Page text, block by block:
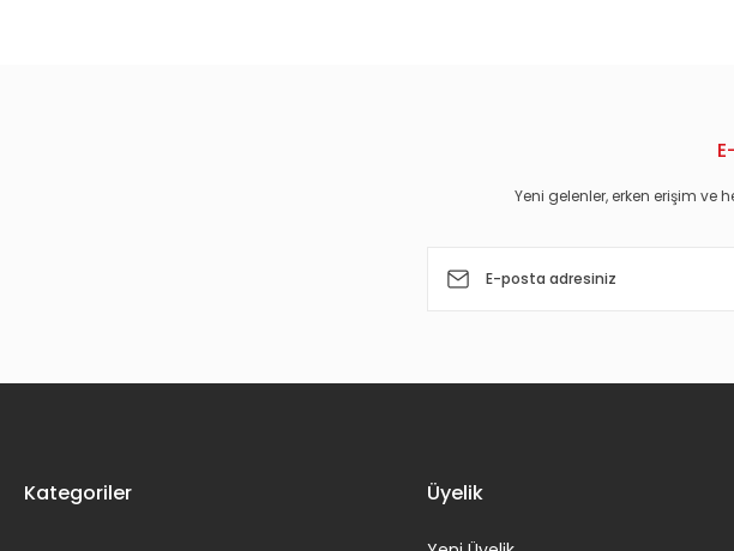
Yeni gelenler, erken erişim ve
Kategoriler Üyelik